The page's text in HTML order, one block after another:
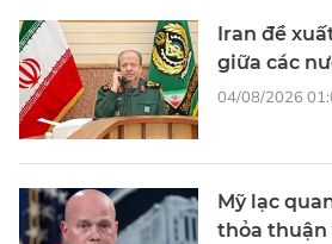
Iran đề
giữa các
04/08/2026
Mỹ lạc
thỏa thuận